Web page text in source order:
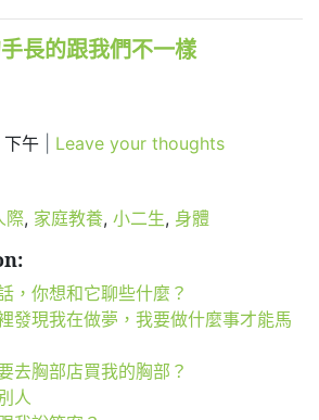
長的跟我們不一樣
午 Leave your thoughts
際, 家庭教養, 小二生, 身體
，你想和它聊些什麼？
發現我在做夢，我要做什麼事才能馬
去胸部店買我的胸部？
人